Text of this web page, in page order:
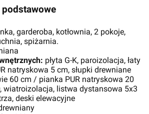
garderoba, kotłownia, 2 pokoje,
spiżarnia.
płyta G-K, paroizolacja, łaty
natryskowa 5 cm, słupki drewniane
60 cm / pianka PUR natryskowa 20
wiatroizolacja, listwa dystansowa 5x3
deski elewacyjne